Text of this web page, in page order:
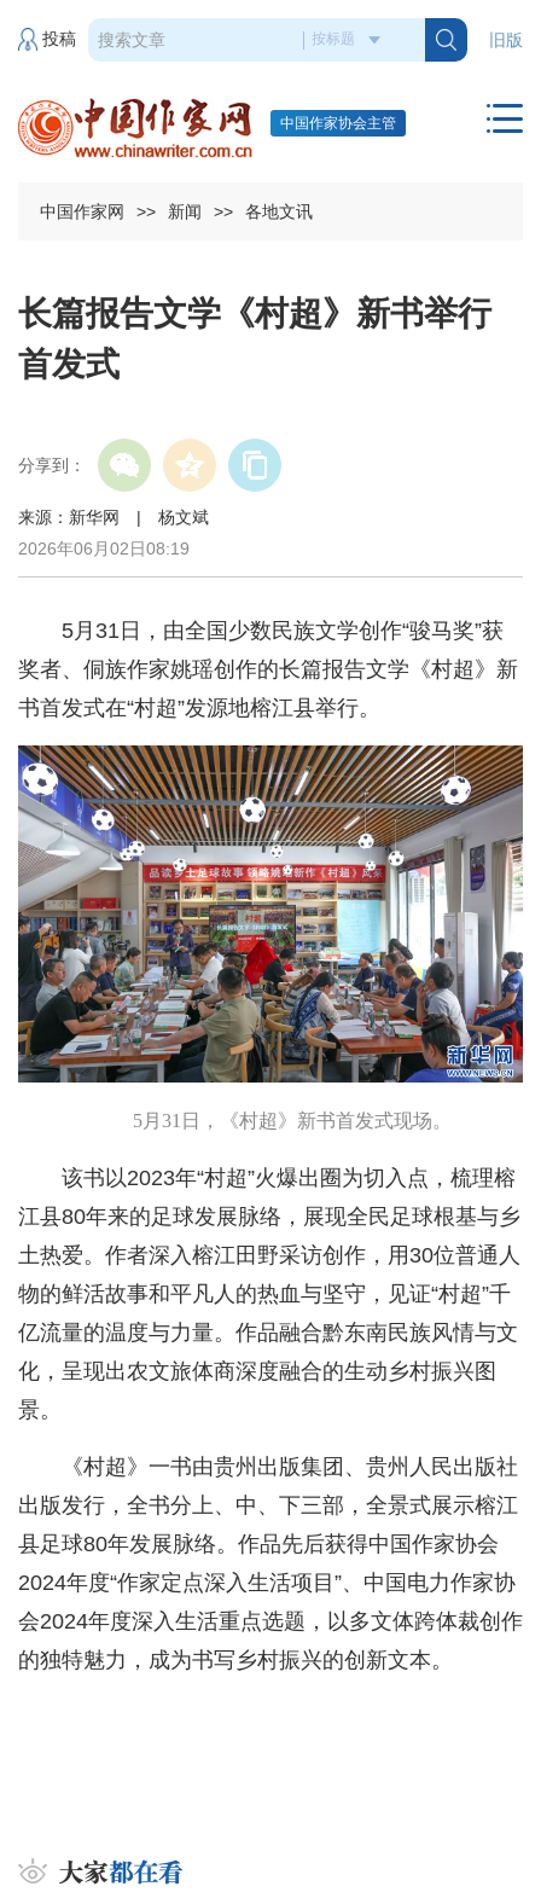
旧版
投稿
中国作家协会主管
中国作家网 >> 新闻 >> 各地文讯
长篇报告文学《村超》新书举行
首发式
分享到：
来源：新华网 | 杨文斌
2026年06月02日08:19
5月31日，由全国少数民族文学创作“骏马奖”获
奖者、侗族作家姚瑶创作的长篇报告文学《村超》新
书首发式在“村超”发源地榕江县举行。
5月31日，《村超》新书首发式现场。
该书以2023年“村超”火爆出圈为切入点，梳理榕
江县80年来的足球发展脉络，展现全民足球根基与乡
土热爱。作者深入榕江田野采访创作，用30位普通人
物的鲜活故事和平凡人的热血与坚守，见证“村超”千
亿流量的温度与力量。作品融合黔东南民族风情与文
化，呈现出农文旅体商深度融合的生动乡村振兴图
景。
《村超》一书由贵州出版集团、贵州人民出版社
出版发行，全书分上、中、下三部，全景式展示榕江
县足球80年发展脉络。作品先后获得中国作家协会
2024年度“作家定点深入生活项目”、中国电力作家协
会2024年度深入生活重点选题，以多文体跨体裁创作
的独特魅力，成为书写乡村振兴的创新文本。